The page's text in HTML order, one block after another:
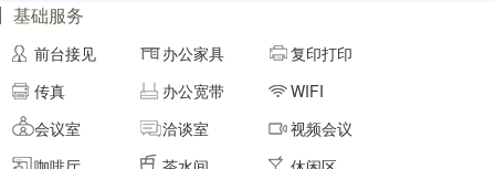
面积45㎡ 剩余 5间
基础服务
前台接见 办公家具
复印打印
传真
办公宽带
WIFI
会议室
洽谈室
视频会议